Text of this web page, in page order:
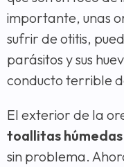
importante, unas
sufrir de otitis,
parásitos y sus
conducto terrible
El exterior de la
toallitas
sin problema.